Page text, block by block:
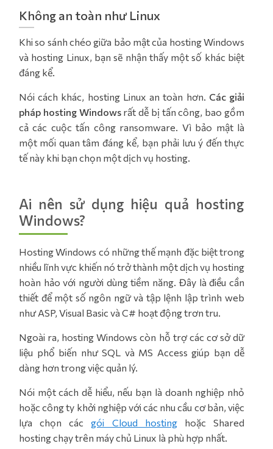
Không an toàn như Linux
Khi so sánh chéo giữa bảo mật của hosting Windows
và hosting Linux, bạn sẽ nhận thấy một số khác biệt
đáng kể.
Nói cách khác, hosting Linux an toàn hơn. Các giải
pháp hosting Windowsrất dễ bị tấn công, bao gồm
cả các cuộc tấn công ransomware. Vì bảo mật là
một mối quan tâm đáng kể, bạn phải lưu ý đến thực
tế này khi bạn chọn một dịch vụ hosting.
Ai nên sử dụng hiệu quả hosting
Windows?
Hosting Windows có những thế mạnh đặc biệt trong
nhiều lĩnh vực khiến nó trở thành một dịch vụ hosting
hoàn hảo với người dùng tiềm năng. Đây là điều cần
thiết để một số ngôn ngữ và tập lệnh lập trình web
như ASP, Visual Basic và C# hoạt động trơn tru.
Ngoài ra, hosting Windows còn hỗ trợ các cơ sở dữ
liệu phổ biến như SQL và MS Access giúp bạn dễ
dàng hơn trong việc quản lý.
Nói một cách dễ hiểu, nếu bạn là doanh nghiệp nhỏ
hoặc công ty khởi nghiệp với các nhu cầu cơ bản, việc
lựa chọn cácgói Cloud hostinghoặc Shared
hosting chạy trên máy chủ Linux là phù hợp nhất.